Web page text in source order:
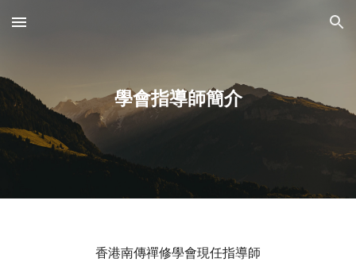
Skip to main content Skip to navigation
學會指導師簡介
香港南傳禪修學會現任指導師